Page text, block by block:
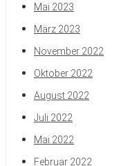
Mai 2023
März 2023
November 2022
Oktober 2022
August 2022
Juli 2022
Mai 2022
Februar 2022